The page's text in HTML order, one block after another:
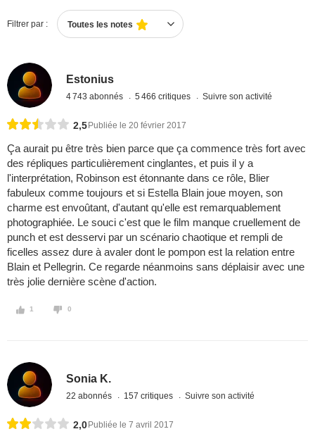
Filtrer par : Toutes les notes
Estonius
4 743 abonnés 5 466 critiques Suivre son activité
2,5 Publiée le 20 février 2017
Ça aurait pu être très bien parce que ça commence très fort avec
des répliques particulièrement cinglantes, et puis il y a
l'interprétation, Robinson est étonnante dans ce rôle, Blier
fabuleux comme toujours et si Estella Blain joue moyen, son
charme est envoûtant, d'autant qu'elle est remarquablement
photographiée. Le souci c'est que le film manque cruellement de
punch et est desservi par un scénario chaotique et rempli de
ficelles assez dure à avaler dont le pompon est la relation entre
Blain et Pellegrin. Ce regarde néanmoins sans déplaisir avec une
très jolie dernière scène d'action.
1 0
Sonia K.
22 abonnés 157 critiques Suivre son activité
2,0 Publiée le 7 avril 2017